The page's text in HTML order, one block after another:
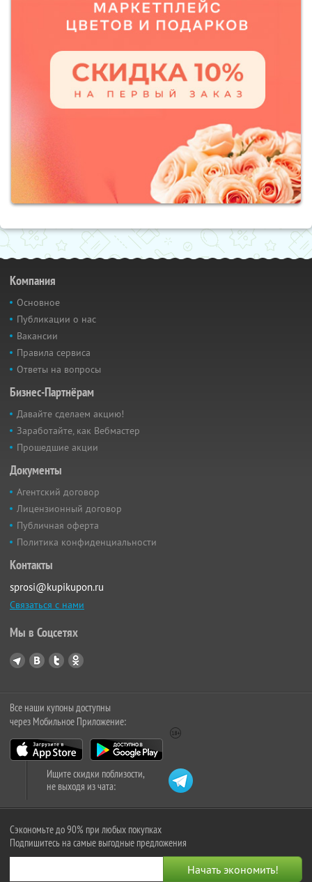
Компания
Основное
Публикации о нас
Вакансии
Правила сервиса
Ответы на вопросы
Бизнес-Партнёрам
Давайте сделаем акцию!
Заработайте, как Вебмастер
Прошедшие акции
Документы
Агентский договор
Лицензионный договор
Публичная оферта
Политика конфиденциальности
Контакты
sprosi@kupikupon.ru
Связаться с нами
Мы в Соцсетях
Все наши купоны доступны
через Мобильное Приложение:
Ищите скидки поблизости,
не выходя из чата:
Сэкономьте до 90% при любых покупках
Подпишитесь на самые выгодные предложения